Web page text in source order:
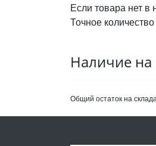
Если товара нет в
Точное
Наличие на
Общий остаток на